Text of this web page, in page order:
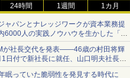
24時間 1週間 1カ月
ャパンとナレッジワークが資本業務提
6000人の実践ノウハウを生かした「AI
for RICOH」を展開へ
が社長交代を発表――46歳の村田将輝
1日付で新社長に就任、山口明夫社長は
眠っていた脆弱性を発見する時代に